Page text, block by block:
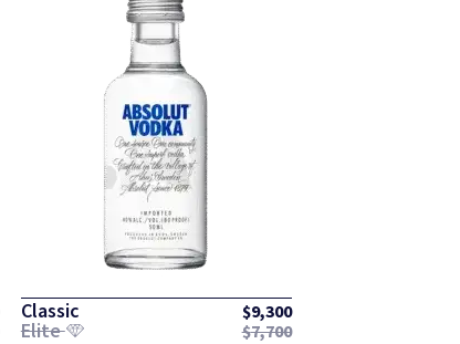
Classic $9,300
Elite $7,700